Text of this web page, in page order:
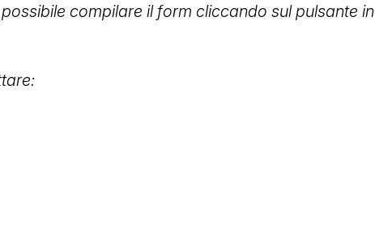
compilare il form cliccando sul pulsante in